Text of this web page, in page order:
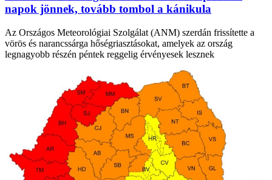
napok jönnek, tovább tombol a kánikula
Az Országos Meteorológiai Szolgálat (ANM) szerdán frissítette a
vörös és narancssárga hőségriasztásokat, amelyek az ország
legnagyobb részén péntek reggelig érvényesek lesznek